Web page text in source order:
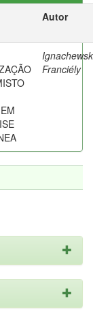
Autor
Franciély